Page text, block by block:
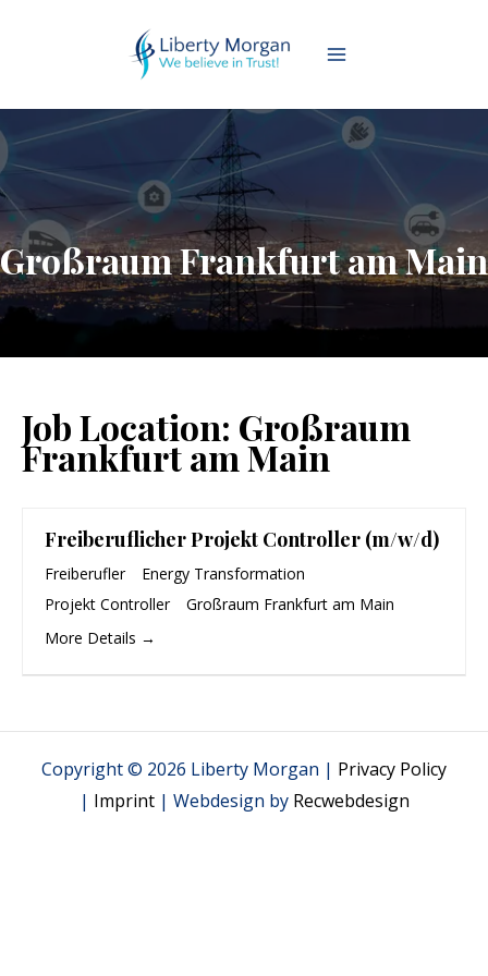
Großraum Frankfurt am Main
Job Location: Großraum
Frankfurt am Main
Freiberuflicher Projekt Controller (m/w/d)
Freiberufler
Energy Transformation
Projekt Controller
Großraum Frankfurt am Main
More Details
Copyright © 2026 Liberty Morgan | Privacy Policy
| Imprint| Webdesign by Recwebdesign